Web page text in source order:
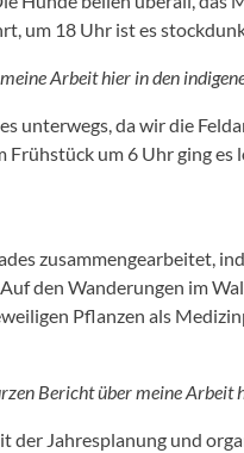
um 18 Uhr ist es
Arbeit hier in den
unterwegs, da wir die
um 6 Uhr ging
zusammengearbeitet,
den Wanderungen im
Pflanzen als
Bericht über meine Arbeit
Jahresplanung und